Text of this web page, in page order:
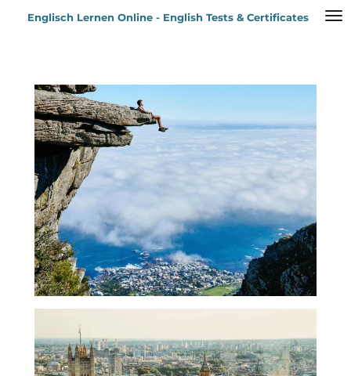
ZumEnglisch Lernen Online - English Tests & Certificates